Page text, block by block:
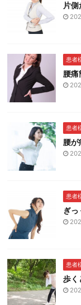
片
患者
腰痛
患者
腰が
患者
ぎ
患者
歩く